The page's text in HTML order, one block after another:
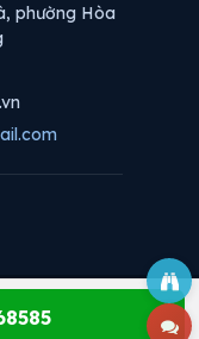
phường Hòa